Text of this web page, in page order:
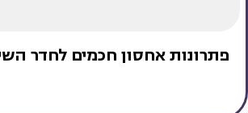
פתרונות אחסון חכמים לחדר